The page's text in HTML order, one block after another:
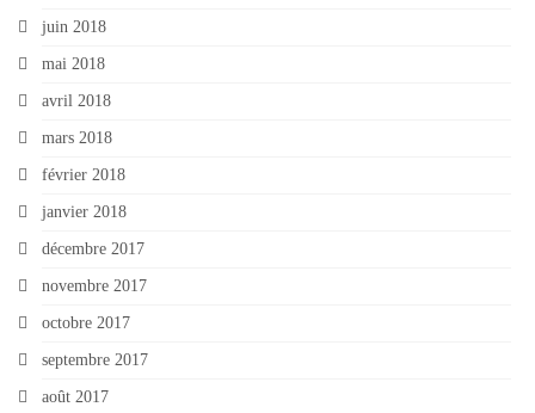
juin 2018
mai 2018
avril 2018
mars 2018
février 2018
janvier 2018
décembre 2017
novembre 2017
octobre 2017
septembre 2017
août 2017